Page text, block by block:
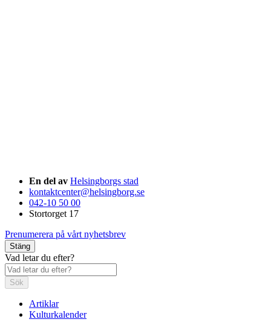
En del av Helsingborgs stad
kontaktcenter@helsingborg.se
042-10 50 00
Stortorget 17
Prenumerera på vårt nyhetsbrev
Stäng
Vad letar du efter?
Sök
Artiklar
Kulturkalender